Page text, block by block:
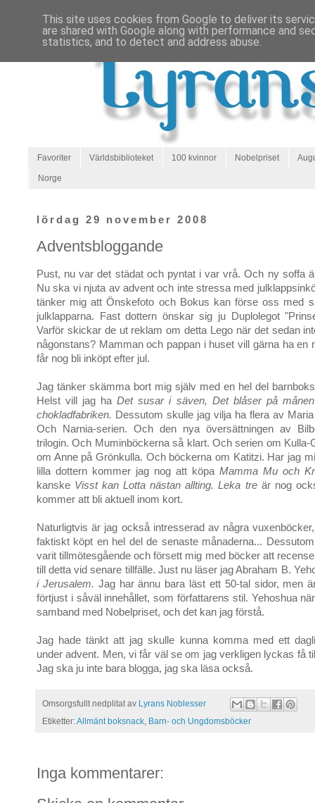
Favoriter Världsbiblioteket 100 kvinnor Nobelpriset
Norge
lördag 29 november 2008
Adventsbloggande
Pust, nu var det städat och pyntat i var vrå. Och ny soffa
Nu ska vi njuta av advent och inte stressa med
tänker mig att Önskefoto och Bokus kan förse oss med
julklapparna. Fast dottern önskar sig ju Duplolegot
Varför skickar de ut reklam om detta Lego när det sedan
någonstans? Mamman och pappan i huset vill gärna ha en
får nog bli inköpt efter jul.
Jag tänker skämma bort mig själv med en hel del
Helst vill jag haDet susar i säven, Det blåser på månen
chokladfabriken. Dessutom skulle jag vilja ha flera av
Och Narnia-serien. Och den nya översättningen av
trilogin. Och Muminböckerna så klart. Och serien om Kulla-
om Anne på Grönkulla. Och böckerna om Katitzi. Har jag
lilla dottern kommer jag nog att köpa Mamma Mu och
kanske Visst kan Lotta nästan allting. Leka treär nog
kommer att bli aktuell inom kort.
Naturligtvis är jag också intresserad av några
faktiskt köpt en hel del de senaste månaderna...
varit tillmötesgående och försett mig med böcker att
till detta vid senare tillfälle. Just nu läser jag Abraham B.
i Jerusalem. Jag har ännu bara läst ett 50-tal sidor, men
förtjust i såväl innehållet, som författarens stil. Yehoshua
samband med Nobelpriset, och det kan jag förstå.
Jag hade tänkt att jag skulle kunna komma med ett
under advent. Men, vi får väl se om jag verkligen lyckas få
Jag ska ju inte bara blogga, jag ska läsa också.
Omsorgsfullt nedplitat av Lyrans Noblesser
Etiketter:Allmänt boksnack, Barn- och Ungdomsböcker
Inga kommentarer:
This site uses cookies from Google to deliver its
are shared with Google along with performance and
statistics, and to detect and address abuse.